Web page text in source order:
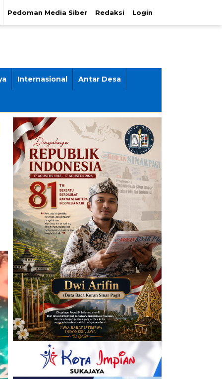
Pedoman Media Siber Redaksi Login
Internasional Antar Desa